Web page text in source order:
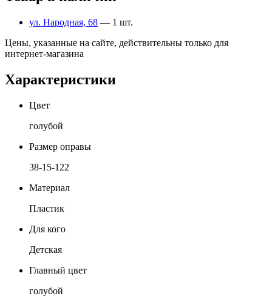
ул. Народная, 68 — 1 шт.
Цены, указанные на сайте, действительны только для
интернет-магазина
Характеристики
Цвет
голубой
Размер оправы
38-15-122
Материал
Пластик
Для кого
Детская
Главный цвет
голубой